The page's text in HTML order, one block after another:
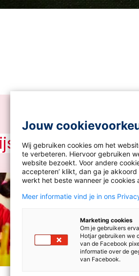
Jouw
Wij gebruiken cookies om het
te verbeteren. Hiervoor gebruiken
website bezoekt. Voor andere
accepteren’ klikt, dan ga je
werkt het beste wanneer je cookies
Meer informatie vind je in ons
Marketing cookies
Om je gebruikers
Hotjar gebruiken we
van de Facebook
informatie over de
van Facebook.